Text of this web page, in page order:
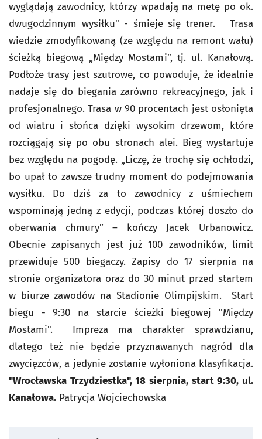
wyglądają zawodnicy, którzy wpadają na metę po ok.
dwugodzinnym wysiłku" - śmieje się trener. Trasa
wiedzie zmodyfikowaną (ze względu na remont wału)
ścieżką biegową „Między Mostami”, tj. ul. Kanałową.
Podłoże trasy jest szutrowe, co powoduje, że idealnie
nadaje się do biegania zarówno rekreacyjnego, jak i
profesjonalnego. Trasa w 90 procentach jest osłonięta
od wiatru i słońca dzięki wysokim drzewom, które
rozciągają się po obu stronach alei. Bieg wystartuje
bez względu na pogodę. „Liczę, że trochę się ochłodzi,
bo upał to zawsze trudny moment do podejmowania
wysiłku. Do dziś za to zawodnicy z uśmiechem
wspominają jedną z edycji, podczas której doszło do
oberwania chmury” – kończy Jacek Urbanowicz.
Obecnie zapisanych jest już 100 zawodników, limit
przewiduje 500 biegaczy. Zapisy do 17 sierpnia na
stronie organizatora oraz do 30 minut przed startem
w biurze zawodów na Stadionie Olimpijskim. Start
biegu - 9:30 na starcie ścieżki biegowej "Między
Mostami". Impreza ma charakter sprawdzianu,
dlatego też nie będzie przyznawanych nagród dla
zwycięzców, a jedynie zostanie wyłoniona klasyfikacja.
"Wrocławska Trzydziestka", 18 sierpnia, start 9:30, ul.
Kanałowa. Patrycja Wojciechowska